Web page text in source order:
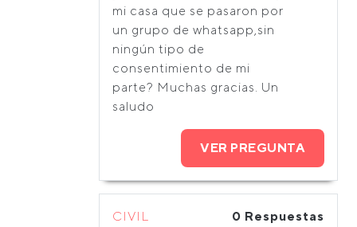
mi casa que se pasaron por
un grupo de whatsapp,sin
ningún tipo de
consentimiento de mi
parte? Muchas gracias. Un
saludo
VER PREGUNTA
CIVIL
0 Respuestas